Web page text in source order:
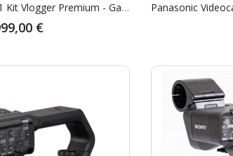
Canon PowerShot V1 Kit Vlogger Premium - Garanzia Canon 2 Anni
€